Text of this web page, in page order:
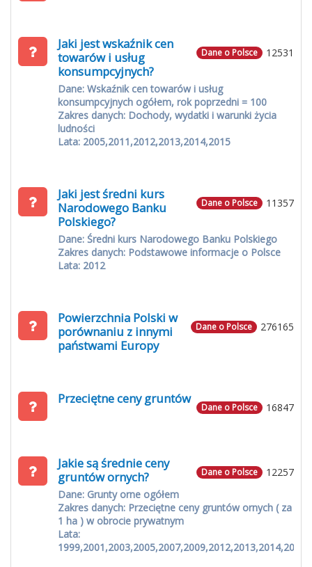
12531
Dane o Polsce
Jaki jest wskaźnik cen
towarów i usług
konsumpcyjnych?
Dane: Wskaźnik cen towarów i usług
konsumpcyjnych ogółem, rok poprzedni = 100
Zakres danych: Dochody, wydatki i warunki życia
ludności
Lata: 2005,2011,2012,2013,2014,2015
11357
Dane o Polsce
Jaki jest średni kurs
Narodowego Banku
Polskiego?
Dane: Średni kurs Narodowego Banku Polskiego
Zakres danych: Podstawowe informacje o Polsce
Lata: 2012
276165
Dane o Polsce
Powierzchnia Polski w
porównaniu z innymi
państwami Europy
16847
Dane o Polsce
Przeciętne ceny gruntów
12257
Dane o Polsce
Jakie są średnie ceny
gruntów ornych?
Dane: Grunty orne ogółem
Zakres danych: Przeciętne ceny gruntów ornych ( za
1 ha ) w obrocie prywatnym
Lata:
1999,2001,2003,2005,2007,2009,2012,2013,2014,2015